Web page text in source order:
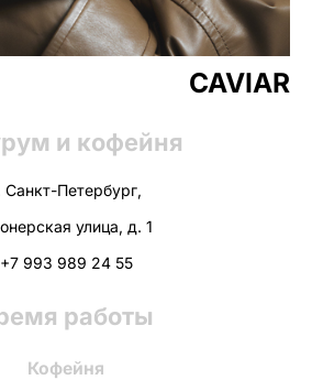
CAVIAR
и кофейня
Санкт-Петербург,
улица, д. 1
+7 993 989 24 55
работы
Кофейня